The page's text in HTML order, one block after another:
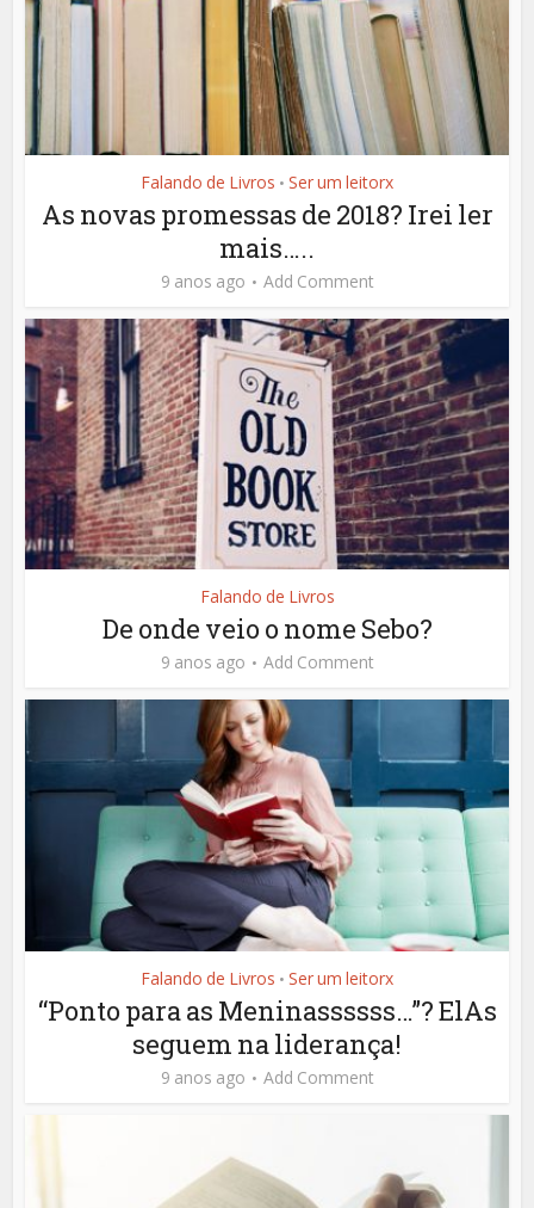
Falando de Livros • Ser um leitorx
As novas promessas de 2018? Irei ler
mais…..
9 anos ago Add Comment
Falando de Livros
De onde veio o nome Sebo?
9 anos ago Add Comment
Falando de Livros • Ser um leitorx
“Ponto para as Meninassssss…”? ElAs
seguem na liderança!
9 anos ago Add Comment